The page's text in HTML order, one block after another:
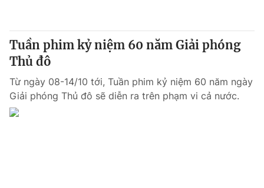
Liên hệ tòa soạn
Tuần phim kỷ niệm 60 năm Giải phóng
Thủ đô
Từ ngày 08-14/10 tới, Tuần phim kỷ niệm 60 năm ngày
Giải phóng Thủ đô sẽ diễn ra trên phạm vi cả nước.